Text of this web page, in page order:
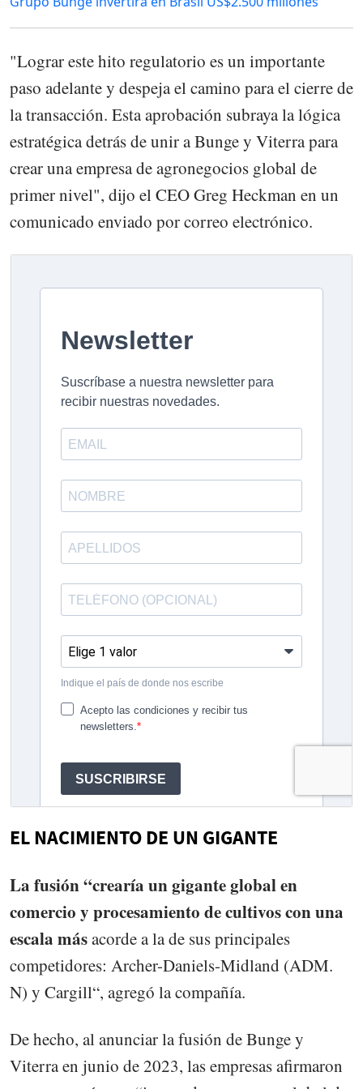
"Lograr este hito regulatorio es un importante
paso adelante y despeja el camino para el cierre de
la transacción. Esta aprobación subraya la lógica
estratégica detrás de unir a Bunge y Viterra para
crear una empresa de agronegocios global de
primer nivel", dijo el CEO Greg Heckman en un
comunicado enviado por correo electrónico.
EL NACIMIENTO DE UN GIGANTE
La fusión “crearía un gigante global en
comercio y procesamiento de cultivos con una
escala másacorde a la de sus principales
competidores: Archer-Daniels-Midland (ADM.
N) y Cargill“, agregó la compañía.
De hecho, al anunciar la fusión de Bunge y
Viterra en junio de 2023, las empresas afirmaron